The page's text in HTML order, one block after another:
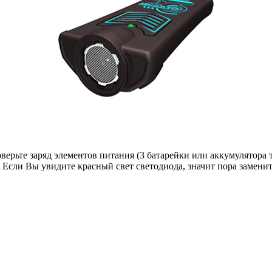
заряд элементов питания (3 батарейки или
Вы увидите красный свет светодиода, значит пора